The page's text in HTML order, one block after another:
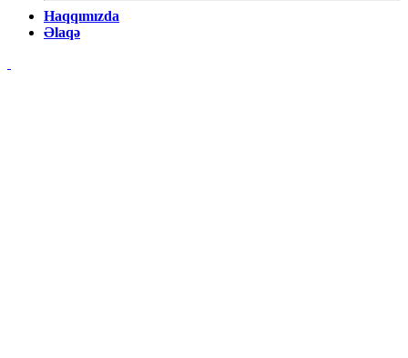
Haqqımızda
Əlaqə